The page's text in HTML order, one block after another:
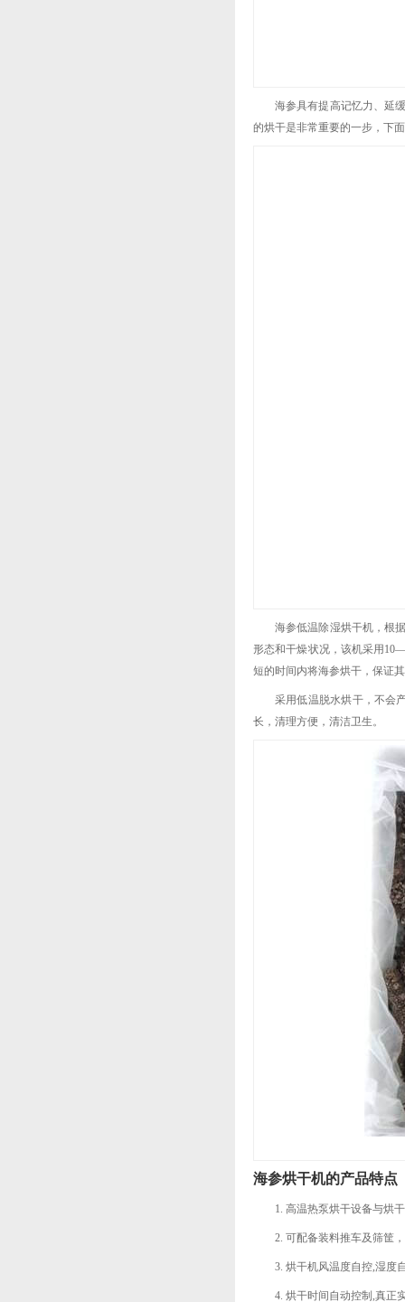
海参具有提高记忆力、延
的烘干是非常重要的一步，下
海参低温除湿烘干机，根
形态和干燥状况，该机采用
短的时间内将海参烘干，保证
采用低温脱水烘干，不会
长，清理方便，清洁卫生。
海参烘干机的产品特点
高温热泵烘干设备与烘
可配备装料推车及筛筐
烘干机风温度自控,湿度
烘干时间自动控制,真正